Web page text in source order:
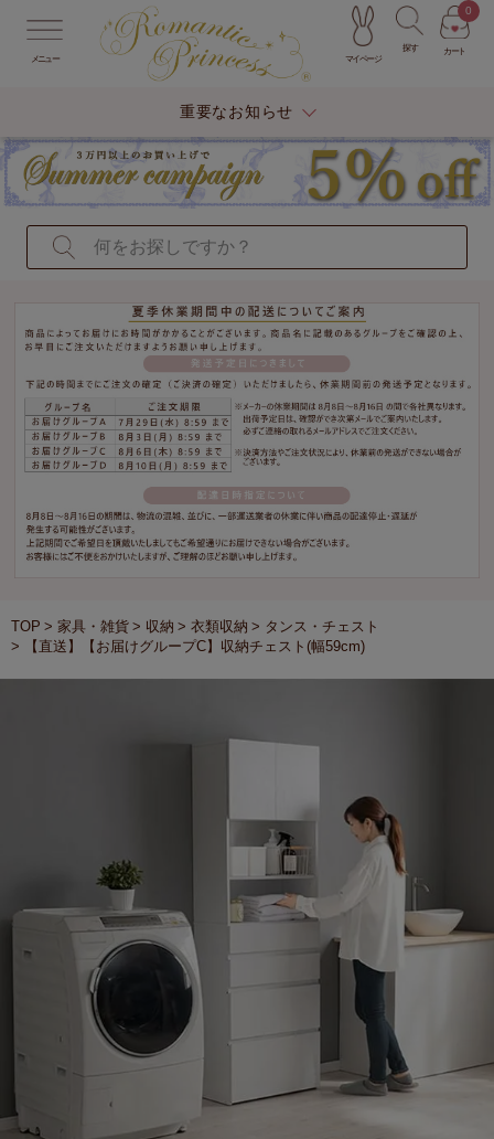
メニュー マイページ
探す カート
0
重要なお知らせ
TOP 家具・雑貨 収納 衣類収納
タンス・チェスト
【直送】【お届けグループC】収納チェスト(幅59cm)